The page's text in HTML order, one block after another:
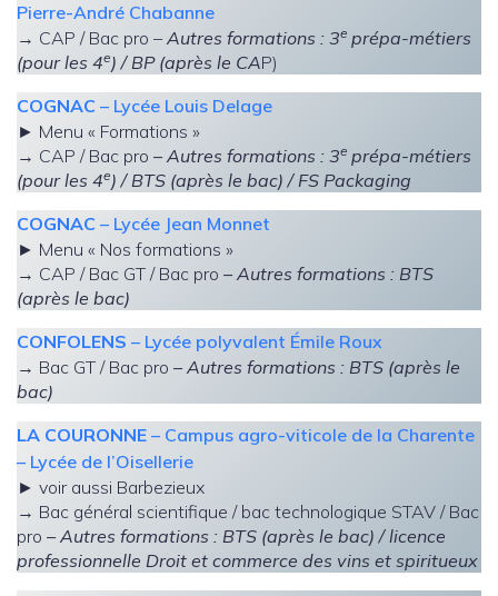
Pierre-André Chabanne
→ CAP / Bac pro – Autres formations : 3e prépa-métiers
(pour les 4e) / BP (après le CAP)
COGNAC – Lycée Louis Delage
► Menu « Formations »
→ CAP / Bac pro –Autres formations : 3e prépa-métiers
(pour les 4e) / BTS (après le bac) / FS Packaging
COGNAC – Lycée Jean Monnet
► Menu « Nos formations »
→ CAP / Bac GT / Bac pro – Autres formations : BTS
(après le bac)
CONFOLENS – Lycée polyvalent Émile Roux
→ Bac GT / Bac pro – Autres formations : BTS (après le
bac)
LA COURONNE – Campus agro-viticole de la Charente
– Lycée de l’Oisellerie
► voir aussi Barbezieux
→ Bac général scientifique / bac technologique STAV / Bac
pro – Autres formations : BTS (après le bac) / licence
professionnelle Droit et commerce des vins et spiritueux